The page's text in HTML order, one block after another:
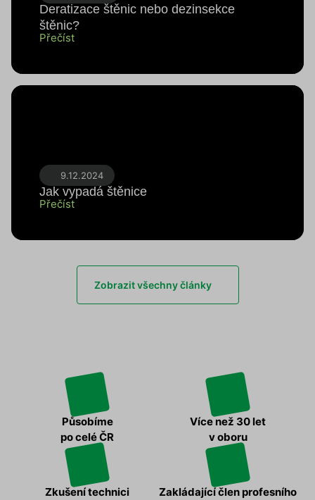
Deratizace štěnic nebo dezinsekce
štěnic?
Přečíst
9.12.2024
Jak vypadá štěnice
Přečíst
Zobrazit všechny články
Působíme
po celé ČR
Více než 30 let
v oboru
Zkušení technici
Zakládající člen profesního